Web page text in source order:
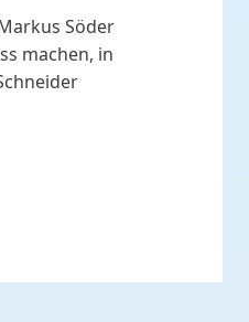
Söder
machen, in